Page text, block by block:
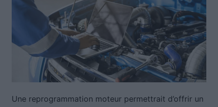
Une reprogrammation moteur permettrait d’offrir un